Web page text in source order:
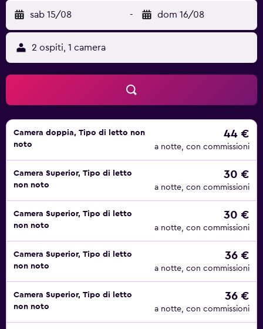
restrizioni). Le pulizie vengono eseguite tutti i giorni;
inoltre, è possibile richiedere ferro/asse da stiro. I servizi
ricreativi di un hotel includono un centro fitness e un
bagno turco.
sab 15/08 - dom 16/08
2 ospiti, 1 camera
Camera doppia, Tipo di letto non
noto
44 €
a notte, con commissioni
Camera Superior, Tipo di letto
non noto
30 €
a notte, con commissioni
Camera Superior, Tipo di letto
non noto
30 €
a notte, con commissioni
Camera Superior, Tipo di letto
non noto
36 €
a notte, con commissioni
Camera Superior, Tipo di letto
non noto
36 €
a notte, con commissioni